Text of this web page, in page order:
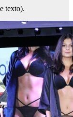
texto).